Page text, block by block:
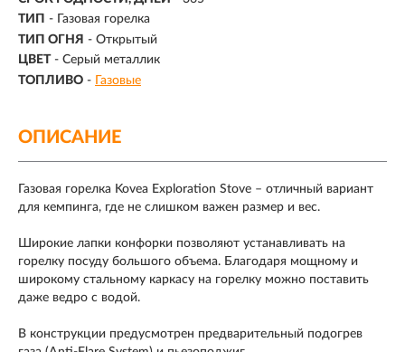
ТИП - Газовая горелка
ТИП ОГНЯ - Открытый
ЦВЕТ - Серый металлик
ТОПЛИВО - Газовые
ОПИСАНИЕ
Газовая горелка Kovea Exploration Stove – отличный вариант
для кемпинга, где не слишком важен размер и вес.
Широкие лапки конфорки позволяют устанавливать на
горелку посуду большого объема. Благодаря мощному и
широкому стальному каркасу на горелку можно поставить
даже ведро с водой.
В конструкции предусмотрен предварительный подогрев